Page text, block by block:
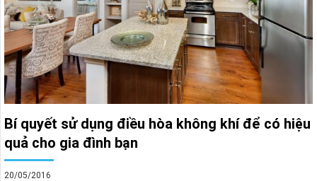
Bí quyết sử dụng điều hòa không khí để có hiệu
quả cho gia đình bạn
20/05/2016